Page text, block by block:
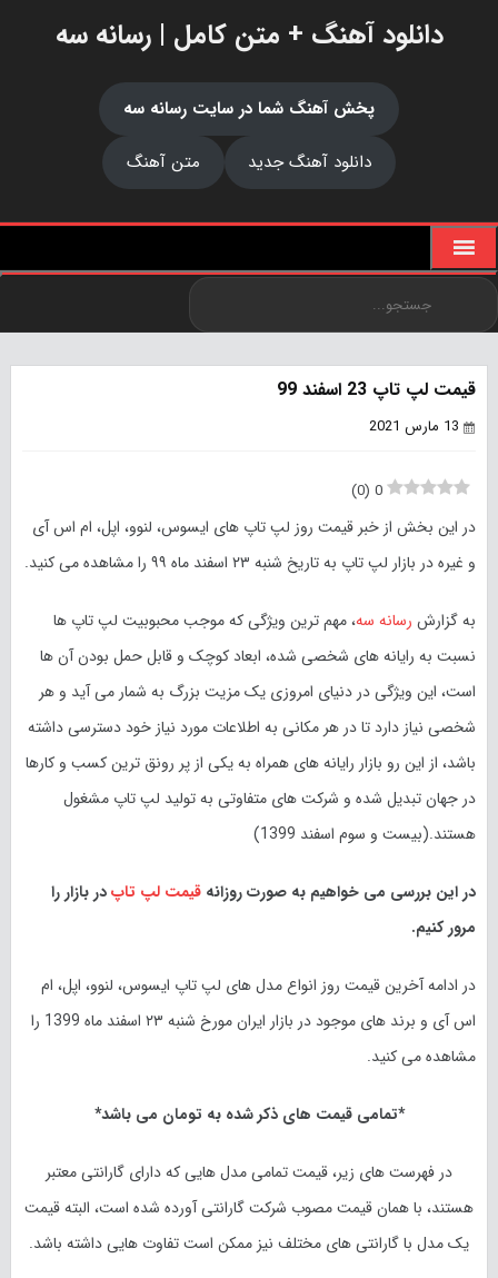
دانلود آهنگ + متن کامل | رسانه سه
پخش آهنگ شما در سایت رسانه سه
دانلود آهنگ جدید
متن آهنگ
قیمت لپ تاپ 23 اسفند 99
13 مارس 2021
0
(
0
)
در این بخش از خبر قیمت روز لپ تاپ های ایسوس، لنوو، اپل، ام اس آی
و غیره در بازار لپ تاپ به تاریخ شنبه ۲۳
اسفند ماه ۹۹ را مشاهده می کنید.
به گزارش رسانه سه، مهم ترین ویژگی که موجب محبوبیت لپ تاپ ها
نسبت به رایانه های شخصی شده، ابعاد کوچک و قابل حمل بودن آن ها
است، این ویژگی در دنیای امروزی یک مزیت بزرگ به شمار می آید و هر
شخصی نیاز دارد تا در هر مکانی به اطلاعات مورد نیاز خود دسترسی داشته
باشد، از این رو بازار رایانه های همراه به یکی از پر رونق ترین کسب و کار‌ها
در جهان تبدیل شده و شرکت های متفاوتی به تولید لپ تاپ مشغول
هستند.(بیست و سوم اسفند 1399)
در این بررسی می خواهیم به صورت روزانه قیمت لپ تاپدر بازار را
مرور کنیم.
در ادامه آخرین قیمت روز انواع مدل های لپ تاپ ایسوس، لنوو، اپل، ام
اس آی و برند های موجود در بازار ایران مورخ شنبه ۲۳ اسفند
ماه 1399 را
مشاهده می کنید.
*تمامی قیمت های ذکر شده به تومان می باشد*
در فهرست های زیر، قیمت تمامی مدل هایی که دارای گارانتی معتبر
هستند، با همان قیمت مصوب شرکت گارانتی آورده شده است، البته قیمت
یک مدل با گارانتی های مختلف نیز ممکن است تفاوت هایی داشته باشد.